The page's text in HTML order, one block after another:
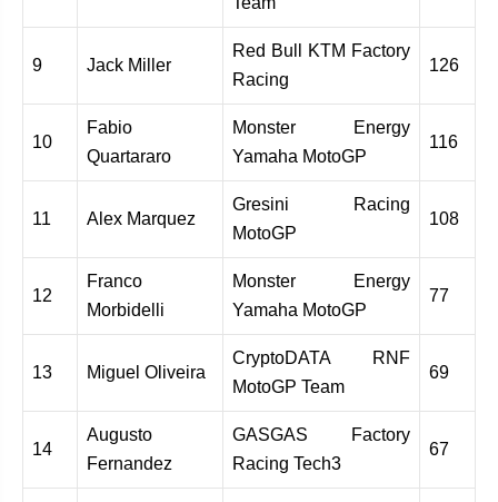
9 Jack Miller
Red Bull KTM Factory
Racing
126
10
Fabio
Quartararo
Monster Energy
Yamaha MotoGP
116
11 Alex Marquez
Gresini Racing
MotoGP
108
12
Franco
Morbidelli
Monster Energy
Yamaha MotoGP
77
13 Miguel Oliveira
CryptoDATA RNF
MotoGP Team
69
14
Augusto
Fernandez
GASGAS Factory
Racing Tech3
67